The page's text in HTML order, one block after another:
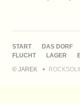
NAVIGATION
ÜBERSPRINGEN
START DAS DORF
FLUCHT
LAGER
© JAREK